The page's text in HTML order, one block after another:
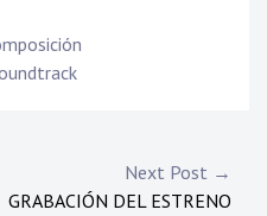
Next Post →
GRABACIÓN DEL ESTRENO